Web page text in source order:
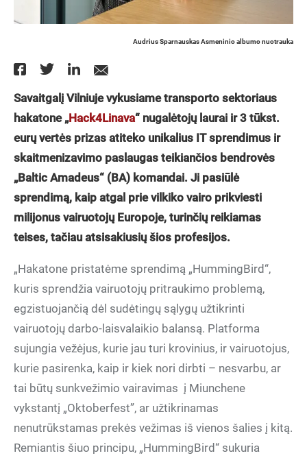
Audrius Sparnauskas Asmeninio albumo nuotrauka
Savaitgalį Vilniuje vykusiame transporto sektoriaus
hakatone „Hack4Linava“ nugalėtojų laurai ir 3 tūkst.
eurų vertės prizas atiteko unikalius IT sprendimus ir
skaitmenizavimo paslaugas teikiančios bendrovės
„Baltic Amadeus“ (BA) komandai. Ji pasiūlė
sprendimą, kaip atgal prie vilkiko vairo prikviesti
milijonus vairuotojų Europoje, turinčių reikiamas
teises, tačiau atsisakiusių šios profesijos.
„Hakatone pristatėme sprendimą „HummingBird“,
kuris sprendžia vairuotojų pritraukimo problemą,
egzistuojančią dėl sudėtingų sąlygų užtikrinti
vairuotojų darbo-laisvalaikio balansą. Platforma
sujungia vežėjus, kurie jau turi krovinius, ir vairuotojus,
kurie pasirenka, kaip ir kiek nori dirbti – nesvarbu, ar
tai būtų sunkvežimio vairavimas į Miunchene
vykstantį „Oktoberfest”, ar užtikrinamas
nenutrūkstamas prekės vežimas iš vienos šalies į kitą.
Remiantis šiuo principu, „HummingBird“ sukuria